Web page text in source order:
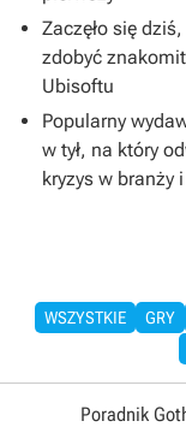
Zaczęło się
zdobyć
Ubisoftu
Popularny
w tył, na który
kryzys w branży
WSZYSTKIE GRY
Poradnik